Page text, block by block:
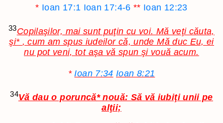
* Ioan 17:1 Ioan 17:4-6 ** Ioan 12:23
33Copilaşilor, mai sunt puţin cu voi. Mă veţi căuta,
şi* , cum am spus iudeilor că, unde Mă duc Eu, ei
nu pot veni, tot aşa vă spun şi vouă acum.
* Ioan 7:34 Ioan 8:21
34Vă dau o poruncă* nouă: Să vă iubiţi unii pe
alţii;